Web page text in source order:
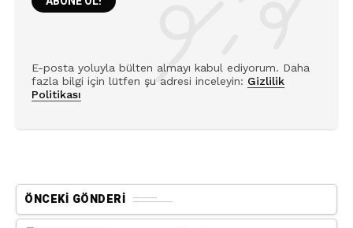
E-posta yoluyla bülten almayı kabul ediyorum. Daha
fazla bilgi için lütfen şu adresi inceleyin: Gizlilik
Politikası
ÖNCEKI GÖNDERI